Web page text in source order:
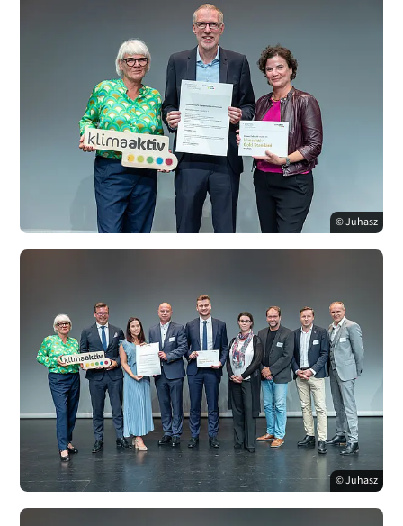
© Juhasz
© Juhasz